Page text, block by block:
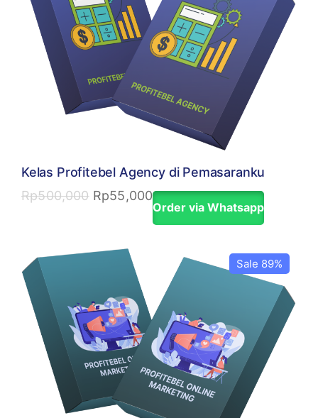
Kelas Profitebel Agency di Pemasaranku
Rp500,000 Rp55,000
Order via Whatsapp
Sale 89%